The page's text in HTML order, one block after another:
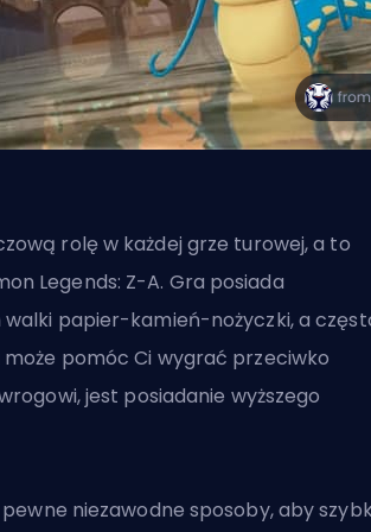
rolę w każdej grze turowej, a to
Legends: Z-A. Gra posiada
walki papier-kamień-nożyczki, a
pomóc Ci wygrać przeciwko
jest posiadanie wyższego
niezawodne sposoby, aby